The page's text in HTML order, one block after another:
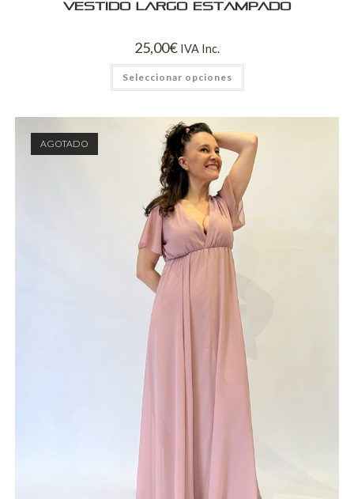
Vestido largo estampado
25,00€ IVA Inc.
Seleccionar opciones
AGOTADO